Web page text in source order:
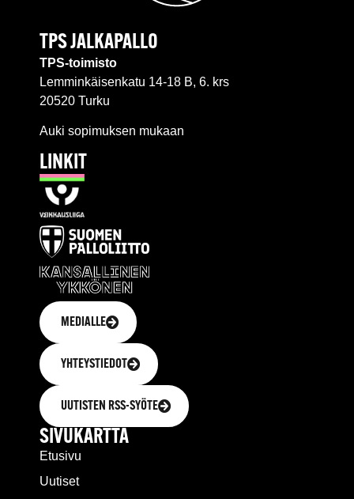
TPS JALKAPALLO
TPS-toimisto
Lemminkäisenkatu 14-18 B, 6. krs
20520 Turku
Auki sopimuksen mukaan
LINKIT
MEDIALLE
YHTEYSTIEDOT
UUTISTEN RSS-SYÖTE
SIVUKARTTA
Etusivu
Uutiset